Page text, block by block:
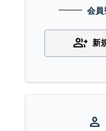
会員
group_add 新
person